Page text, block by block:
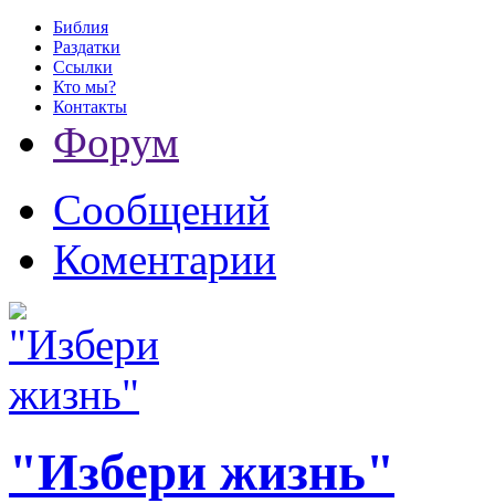
Библия
Раздатки
Ссылки
Кто мы?
Контакты
Форум
Сообщений
Коментарии
"Избери жизнь"